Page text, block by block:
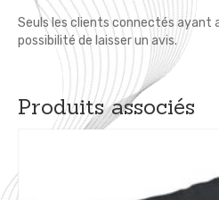
Seuls les clients connectés ayant
possibilité de laisser un avis.
Produits associés